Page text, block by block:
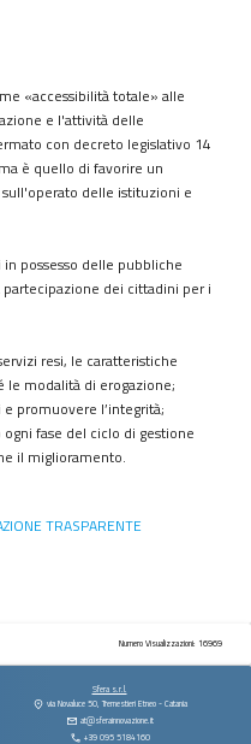
«accessibilità totale» alle
e l'attività delle
con decreto legislativo 14
è quello di favorire un
delle istituzioni e
possesso delle pubbliche
dei cittadini per i
resi, le caratteristiche
modalità di erogazione;
promuovere l’integrità;
fase del ciclo di gestione
il miglioramento.
TRASPARENTE
Numero Visualizzazioni: 16969
Sfera s.r.l.
via Novaluce 50, Tremestieri Etneo - Catania
at@sferainnovazione.it
+39 095 5184160